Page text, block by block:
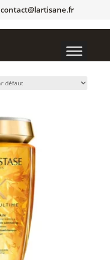
contact@lartisane.fr
/ Elixir Ultime